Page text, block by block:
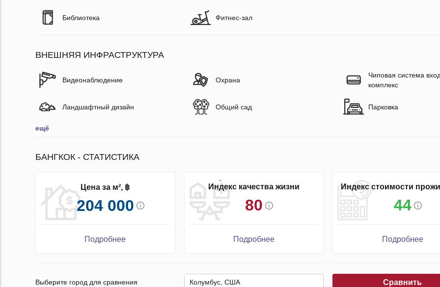
Библиотека Фитнес-зал
ВНЕШНЯЯ ИНФРАСТРУКТУРА
Видеонаблюдение Охрана
Чиповая система
комплекс
Ландшафтный дизайн Общий сад Парковка
ещё
БАНГКОК - СТАТИСТИКА
Цена за м², ฿
204 000
Подробнее
Индекс качества жизни
80
Подробнее
Индекс стоимости
44
Подробнее
Выберите город для сравнения Сравнить